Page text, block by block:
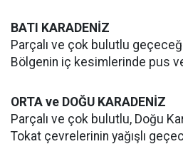
BATI KARADENİZ
Parçalı ve çok bulutlu
Bölgenin iç kesimlerinde pus
ORTA ve DOĞU KARADENİZ
Parçalı ve çok bulutlu, Doğu
Tokat çevrelerinin yağışlı